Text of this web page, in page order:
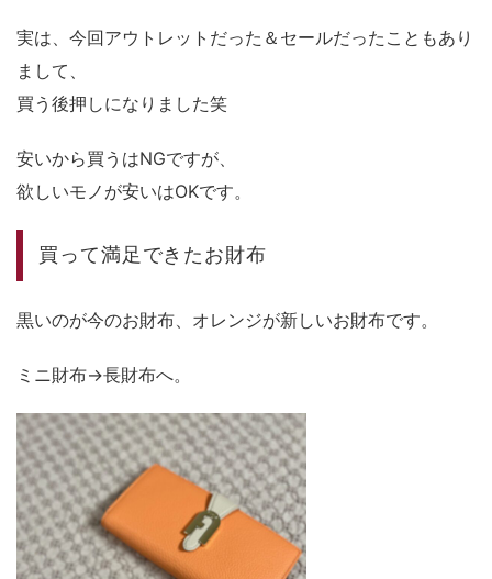
実は、今回アウトレットだった＆セールだったこともあり
まして、
買う後押しになりました笑
安いから買うはNGですが、
欲しいモノが安いはOKです。
買って満足できたお財布
黒いのが今のお財布、オレンジが新しいお財布です。
ミニ財布→長財布へ。